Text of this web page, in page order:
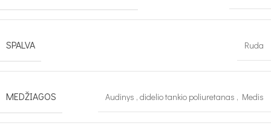
SPALVA Ruda
MEDŽIAGOS Audinys , didelio tankio poliuretanas , Medis